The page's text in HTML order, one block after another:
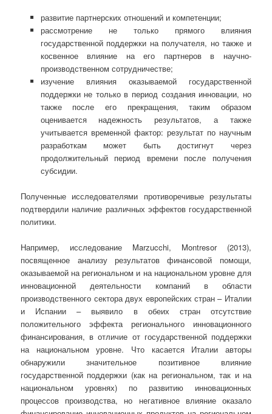
развитие партнерских отношений и компетенции;
рассмотрение не только прямого влияния
государственной поддержки на получателя, но также и
косвенное влияние на его партнеров в научно-
производственном сотрудничестве;
изучение влияния оказываемой государственной
поддержки не только в период создания инновации, но
также после его прекращения, таким образом
оценивается надежность результатов, а также
учитывается временной фактор: результат по научным
разработкам может быть достигнут через
продолжительный период времени после получения
субсидии.
Полученные исследователями противоречивые результаты
подтвердили наличие различных эффектов государственной
политики.
Например, исследование Marzucchi, Montresor (2013),
посвященное анализу результатов финансовой помощи,
оказываемой на региональном и на национальном уровне для
инновационной деятельности компаний в области
производственного сектора двух европейских стран – Италии
и Испании – выявило в обеих стран отсутствие
положительного эффекта регионального инновационного
финансирования, в отличие от государственной поддержки
на национальном уровне. Что касается Италии авторы
обнаружили значительное позитивное влияние
государственной поддержки (как на региональном, так и на
национальном уровнях) по развитию инновационных
процессов производства, но негативное влияние оказало